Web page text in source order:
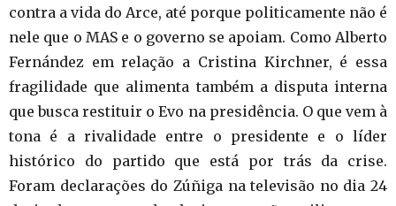
contra a vida do Arce, até porque politicamente não é
nele que o MAS e o governo se apoiam. Como Alberto
Fernández em relação a Cristina Kirchner, é essa
fragilidade que alimenta também a disputa interna
que busca restituir o Evo na presidência. O que vem à
tona é a rivalidade entre o presidente e o líder
histórico do partido que está por trás da crise.
Foram declarações do Zúñiga na televisão no dia 24